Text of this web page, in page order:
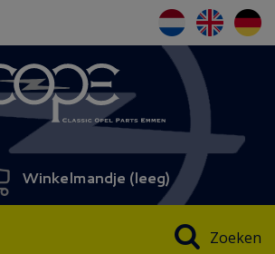
Winkelmandje (leeg)
Zoeken